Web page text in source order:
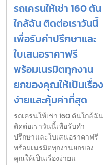
รถเครนให้เช่า 160 ตัน
ใกล้ฉัน ติดต่อเราวันนี้
เพื่อรับคำปรึกษาและ
ใบเสนอราคาฟรี
พร้อมเนรมิตทุกงาน
ยกของคุณให้เป็นเรื่อง
ง่ายและคุ้มค่าที่สุด
รถเครนให้เช่า 160 ตันใกล้ฉัน
ติดต่อเราวันนี้เพื่อรับคำ
ปรึกษาและใบเสนอราคาฟรี
พร้อมเนรมิตทุกงานยกของ
คุณให้เป็นเรื่องง่ายแ